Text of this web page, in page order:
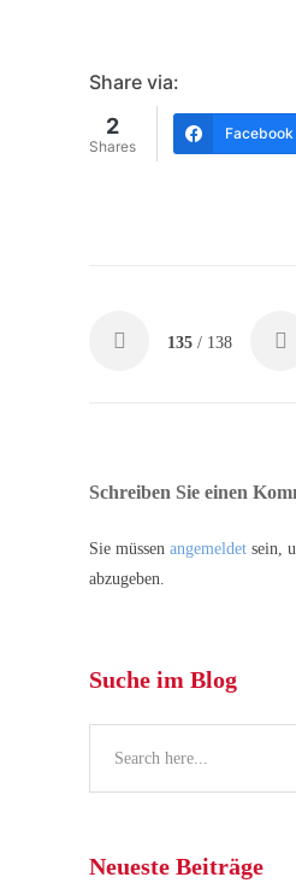
Share via:
2
Shares
Facebook
135 / 138
Schreiben Sie einen
Sie müssen angemeldet sein,
abzugeben.
Suche im Blog
Neueste Beiträge